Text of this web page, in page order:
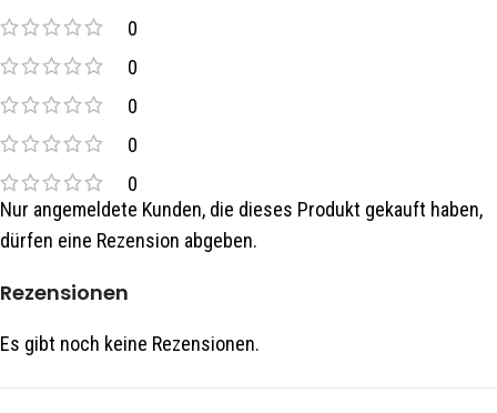
0
0
0
0
0
Rezensionen
Es gibt noch keine Rezensionen.
Nur angemeldete Kunden, die dieses Produkt gekauft haben,
dürfen eine Rezension abgeben.